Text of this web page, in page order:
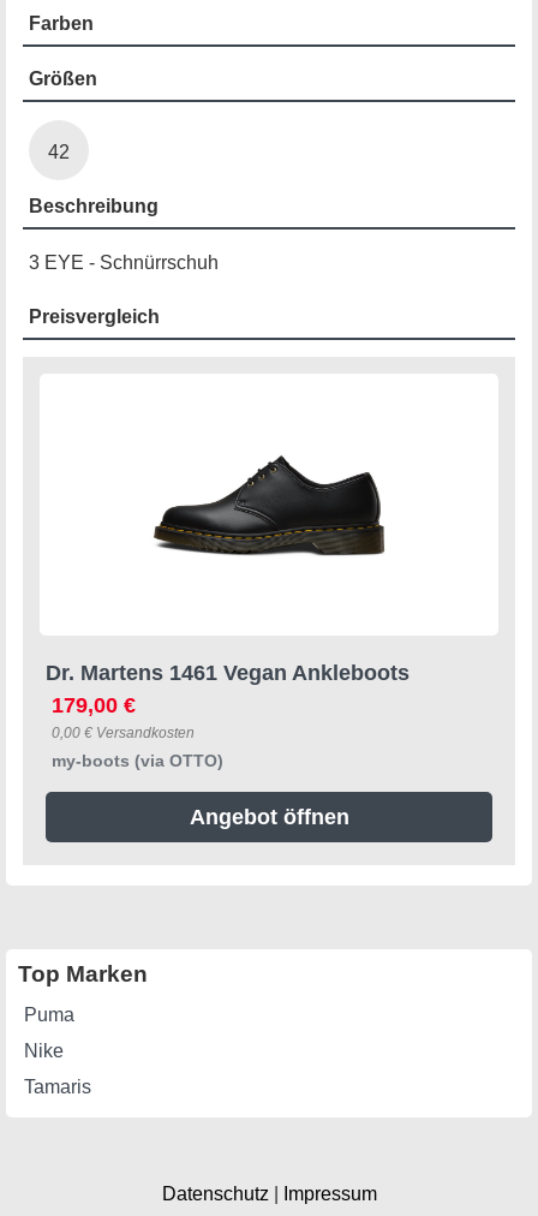
Farben
Größen
42
Beschreibung
3 EYE - Schnürrschuh
Preisvergleich
Dr. Martens 1461 Vegan Ankleboots
179,00 €
0,00 € Versandkosten
my-boots (via OTTO)
Angebot öffnen
Top Marken
Puma
Nike
Tamaris
Datenschutz Impressum